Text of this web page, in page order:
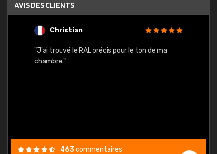
AVIS DES CLIENTS
Christian
"J'ai trouvé le RAL précis pour le ton de ma
chambre."
463commentaires